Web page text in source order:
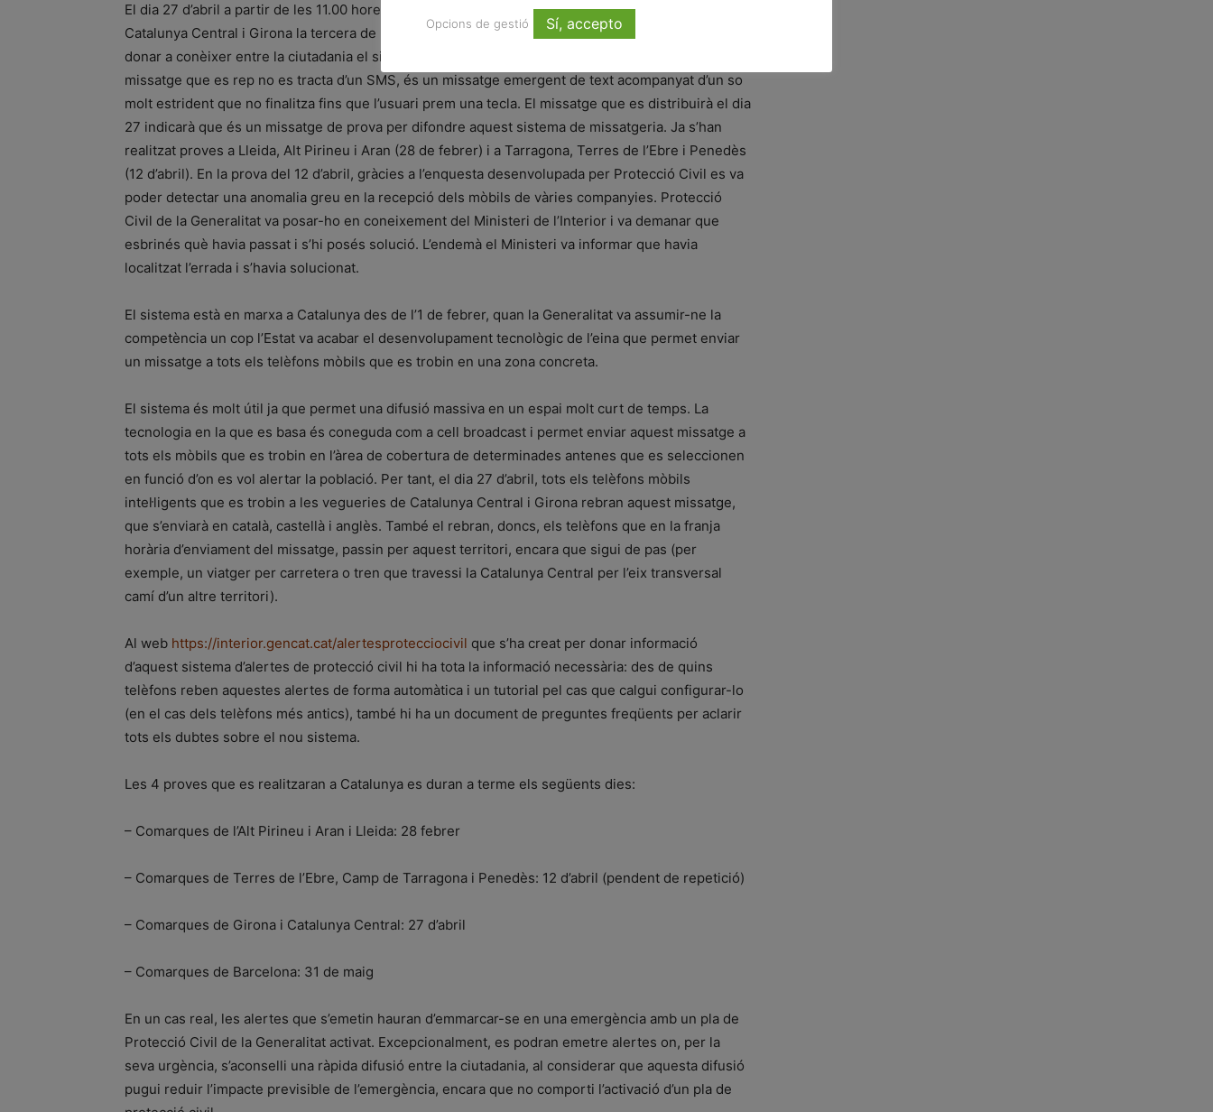
El dia 27 d’abril a partir de les 11.00 hores es durà a terme als territoris de les vegueries de la
Catalunya Central i Girona la tercera de les 4 proves que es realitzaran a tot el territori català per
donar a conèixer entre la ciutadania el sistema d’alertes de protecció civil a la població. El
missatge que es rep no es tracta d’un SMS, és un missatge emergent de text acompanyat d’un so
molt estrident que no finalitza fins que l’usuari prem una tecla. El missatge que es distribuirà el dia
27 indicarà que és un missatge de prova per difondre aquest sistema de missatgeria. Ja s’han
realitzat proves a Lleida, Alt Pirineu i Aran (28 de febrer) i a Tarragona, Terres de l’Ebre i Penedès
(12 d’abril). En la prova del 12 d’abril, gràcies a l’enquesta desenvolupada per Protecció Civil es va
poder detectar una anomalia greu en la recepció dels mòbils de vàries companyies. Protecció
Civil de la Generalitat va posar-ho en coneixement del Ministeri de l’Interior i va demanar que
esbrinés què havia passat i s’hi posés solució. L’endemà el Ministeri va informar que havia
localitzat l’errada i s’havia solucionat.
El sistema està en marxa a Catalunya des de l’1 de febrer, quan la Generalitat va assumir-ne la
competència un cop l’Estat va acabar el desenvolupament tecnològic de l’eina que permet enviar
un missatge a tots els telèfons mòbils que es trobin en una zona concreta.
El sistema és molt útil ja que permet una difusió massiva en un espai molt curt de temps. La
tecnologia en la que es basa és coneguda com a cell broadcast i permet enviar aquest missatge a
tots els mòbils que es trobin en l’àrea de cobertura de determinades antenes que es seleccionen
en funció d’on es vol alertar la població. Per tant, el dia 27 d’abril, tots els telèfons mòbils
intel·ligents que es trobin a les vegueries de Catalunya Central i Girona rebran aquest missatge,
que s’enviarà en català, castellà i anglès. També el rebran, doncs, els telèfons que en la franja
horària d’enviament del missatge, passin per aquest territori, encara que sigui de pas (per
exemple, un viatger per carretera o tren que travessi la Catalunya Central per l’eix transversal
camí d’un altre territori).
Al web https://interior.gencat.cat/alertesprotecciocivil que s’ha creat per donar informació
d’aquest sistema d’alertes de protecció civil hi ha tota la informació necessària: des de quins
telèfons reben aquestes alertes de forma automàtica i un tutorial pel cas que calgui configurar-lo
(en el cas dels telèfons més antics), també hi ha un document de preguntes freqüents per aclarir
tots els dubtes sobre el nou sistema.
Les 4 proves que es realitzaran a Catalunya es duran a terme els següents dies:
– Comarques de l’Alt Pirineu i Aran i Lleida: 28 febrer
– Comarques de Terres de l’Ebre, Camp de Tarragona i Penedès: 12 d’abril (pendent de repetició)
– Comarques de Girona i Catalunya Central: 27 d’abril
– Comarques de Barcelona: 31 de maig
En un cas real, les alertes que s’emetin hauran d’emmarcar-se en una emergència amb un pla de
Protecció Civil de la Generalitat activat. Excepcionalment, es podran emetre alertes on, per la
seva urgència, s’aconselli una ràpida difusió entre la ciutadania, al considerar que aquesta difusió
pugui reduir l’impacte previsible de l’emergència, encara que no comporti l’activació d’un pla de
Opcions de gestió Sí, accepto